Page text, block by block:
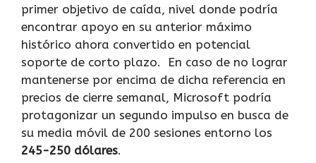
primer objetivo de caída, nivel donde podría
encontrar apoyo en su anterior máximo
histórico ahora convertido en potencial
soporte de corto plazo. En caso de no lograr
mantenerse por encima de dicha referencia en
precios de cierre semanal, Microsoft podría
protagonizar un segundo impulso en busca de
su media móvil de 200 sesiones entorno los
245-250 dólares.